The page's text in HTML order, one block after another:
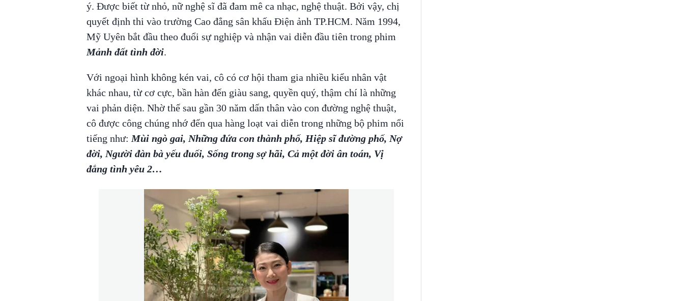
ý. Được biết từ nhỏ, nữ nghệ sĩ đã đam mê ca nhạc, nghệ thuật. Bởi vậy, chị
quyết định thi vào trường Cao đẳng sân khấu Điện ảnh TP.HCM. Năm 1994,
Mỹ Uyên bắt đầu theo đuổi sự nghiệp và nhận vai diễn đầu tiên trong phim
Mảnh đất tình đời.
Với ngoại hình không kén vai, cô có cơ hội tham gia nhiều kiểu nhân vật
khác nhau, từ cơ cực, bần hàn đến giàu sang, quyền quý, thậm chí là những
vai phản diện. Nhờ thế sau gần 30 năm dấn thân vào con đường nghệ thuật,
cô được công chúng nhớ đến qua hàng loạt vai diễn trong những bộ phim nổi
tiếng như: Mùi ngò gai, Những đứa con thành phố, Hiệp sĩ đường phố, Nợ
đời, Người đàn bà yếu đuối, Sống trong sợ hãi, Cả một đời ân toán, Vị
đắng tình yêu 2…